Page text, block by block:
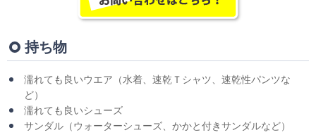
持ち物
濡れても良いウエア（水着、速乾Ｔシャツ、速乾性パンツな
ど）
濡れても良いシューズ
サンダル（ウォーターシューズ、かかと付きサンダルなど）